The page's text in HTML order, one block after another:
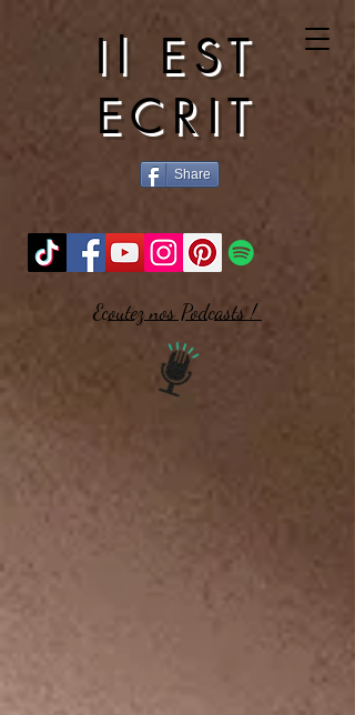
Il EST
ECRIT
Share
Ecoutez nos Podcasts !